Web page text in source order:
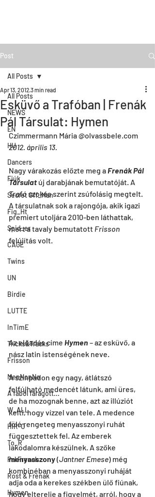
Post
All Posts
NEWS
EN
HU
Dancers
Fiúk
Secret Off_Man
Fig_Ht
Spid_er
CAGE
Twins
UN
Birdie
LUTTE
InTimE
Tricks&Tracks
Frisson
MenNonNo
A fából faragott...
W_ALL
HIR-O
To_R
Pal Frenak
Rost & Frenak
Hymen
All Posts
Esküvő a Trafóban | Frenák
Pál Társulat: Hymen
Apr 13, 2012 3 min read
Czimmermann Mária @olvassbele.com
2012. április 13.
Nagy várakozás előzte meg a Frenák Pál
Társulat új darabjának bemutatóját. A
Trafó szokás szerint zsúfolásig megtelt.
A társulatnak sok a rajongója, akik igazi
premiert utoljára 2010-ben láthattak,
mert a tavaly bemutatott Frisson
felújítás volt.
Az előadás címe Hymen – az esküvő, a
nász latin istenségének neve.
A színpadon egy nagy, átlátszó
felfújható medencét látunk, ami üres,
de ha mozognak benne, azt az illúziót
kelti, hogy vízzel van tele. A medence
fölé rengeteg menyasszonyi ruhát
függesztettek fel. Az emberek
lakodalomra készülnek. A szőke
menyasszony (Jantner Emese) még
kombinéban a menyasszonyi ruháját
adja oda a kerekes székben ülő fiúnak,
hogy elterelje a figyelmét, arról, hogy a